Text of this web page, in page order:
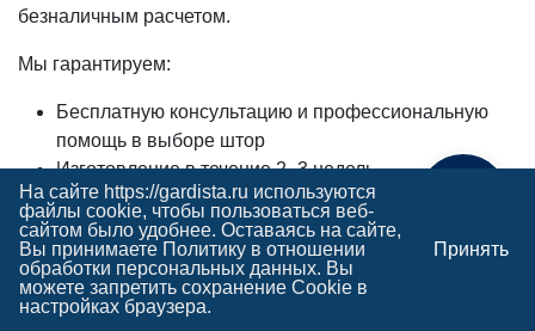
безналичным расчетом.
Мы гарантируем:
Бесплатную консультацию и профессиональную
помощь в выборе штор
Изготовление в течение 2–3 недель.
Доставку в любую точку России, включая Санкт-
Петербург.
Возможность возврата или обмена в течение 14
дней.
Поможем с выбором
На сайте https://gardista.ru используются
файлы cookie, чтобы пользоваться веб-
сайтом было удобнее. Оставаясь на сайте,
Вы принимаете Политику в отношении
обработки персональных данных. Вы
можете запретить сохранение Cookie в
настройках браузера.
Принять